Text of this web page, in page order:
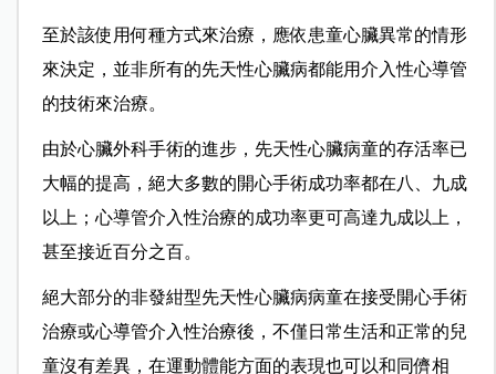
至於該使用何種方式來治療，應依患童心臟異常的情形
來決定，並非所有的先天性心臟病都能用介入性心導管
的技術來治療。
由於心臟外科手術的進步，先天性心臟病童的存活率已
大幅的提高，絕大多數的開心手術成功率都在八、九成
以上；心導管介入性治療的成功率更可高達九成以上，
甚至接近百分之百。
絕大部分的非發紺型先天性心臟病病童在接受開心手術
治療或心導管介入性治療後，不僅日常生活和正常的兒
童沒有差異，在運動體能方面的表現也可以和同儕相